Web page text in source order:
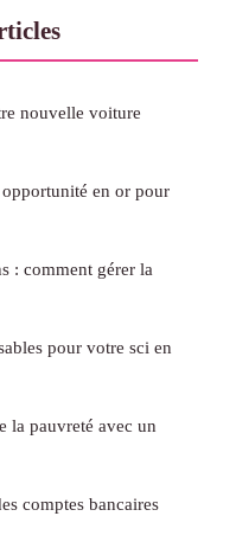
nouvelle voiture
en or pour
: comment gérer la
pour votre sci en
la pauvreté avec un
comptes bancaires